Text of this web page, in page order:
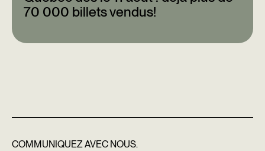
70 000 billets vendus!
COMMUNIQUEZAVEC NOUS.